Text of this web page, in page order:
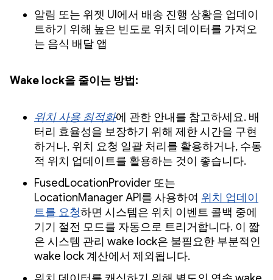
알림 또는 위젯 UI에서 배송 진행 상황을 업데이
트하기 위해 높은 빈도로 위치 데이터를 가져오
는 음식 배달 앱
Wake lock을 줄이는 방법:
위치 사용 최적화에 관한 안내를 참고하세요. 배
터리 효율성을 보장하기 위해 제한 시간을 구현
하거나, 위치 요청 일괄 처리를 활용하거나, 수동
적 위치 업데이트를 활용하는 것이 좋습니다.
FusedLocationProvider 또는
LocationManager API를 사용하여 위치 업데이
트를 요청하면 시스템은 위치 이벤트 콜백 중에
기기 절전 모드를 자동으로 트리거합니다. 이 짧
은 시스템 관리 wake lock은 불필요한 부분적인
wake lock 계산에서 제외됩니다.